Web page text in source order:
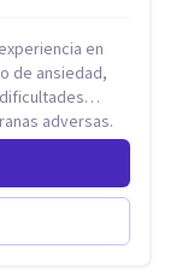
en
de ansiedad,
adversas.
y
puede
emocional y